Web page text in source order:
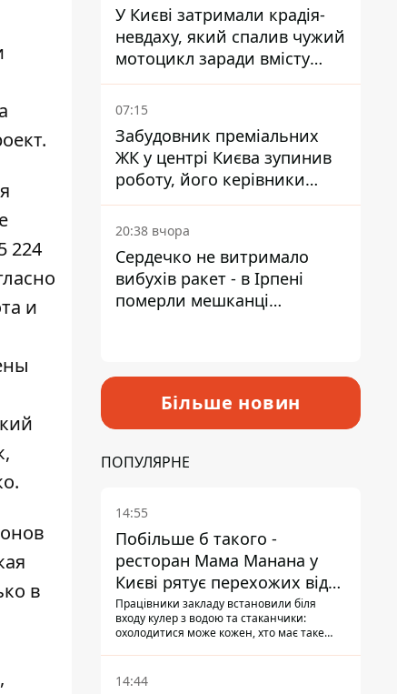
224
и
в
У Києві затримали крадія-
невдаху, який спалив чужий
мотоцикл заради вмісту
багажника
07:15
Забудовник преміальних
ЖК у центрі Києва зупинив
роботу, його керівники
втекли з України - Bihus.info
20:38 вчора
Сердечко не витримало
вибухів ракет - в Ірпені
померли мешканці
Більше новин
ПОПУЛЯРНЕ
14:55
Побільше б такого -
ресторан Мама Манана у
Києві рятує перехожих від
спеки
Працівники закладу встановили біля
входу кулер з водою та стаканчики:
охолодитися може кожен, хто має таке
14:44